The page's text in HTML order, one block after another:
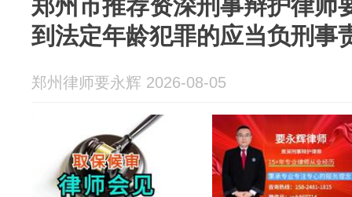
郑州市推荐资深刑事辩护律师
到法定年龄犯罪的应当负刑事
郑州律师要永辉 2026-08-05